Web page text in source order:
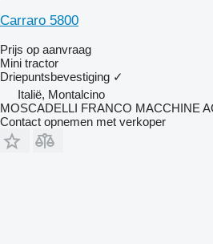
Carraro 5800
Prijs op aanvraag
Mini tractor
Driepuntsbevestiging ✓
Italië, Montalcino
MOSCADELLI FRANCO MACCHINE
Contact opnemen met verkoper